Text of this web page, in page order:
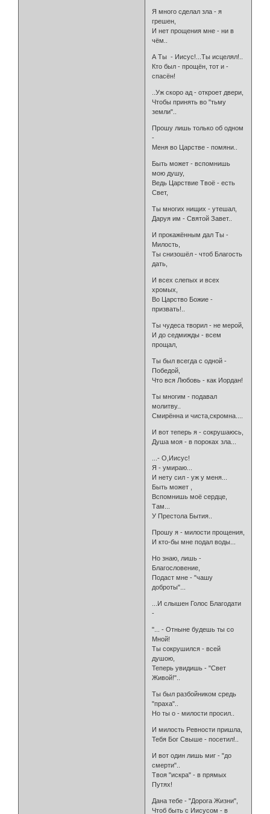
Я много сделал зла - я
грешен,
И нет прощения мне - ни в
чём..
А Ты - Иисус!...Ты исцелял!..
Кто был - прощён, тот и -
спасён!
..Уж скоро ад - откроет двери,
Чтобы принять во "тьму
земли"..
Прошу лишь только об одном
-
Меня во Царстве - помяни..
Быть может - вспомнишь
мою душу,
Ведь Царствие Твоё - есть
Свет,
Ты многих нищих - утешал,
Даруя им - Святой Завет..
И прокажённым дал Ты -
Милость,
Ты снизошёл - чтоб Благость
дать,
И всех слепых и всех
хромых,
Во Царство Божие -
призвать!..
Ты чудеса творил - не мерой,
И до седмижды - всем
прощал,
Ты был всегда с одной -
Победой,
Что вся Любовь - как Иордан!
Ты многим - подавал
молитву..
Смирённа и чиста,скромна....
И вот теперь я - сокрушаюсь,
Душа моя - в пороках зла...
...- О,Иисус!
Я - умираю...
И нету сил - уж у меня...
Быть может ,
Вспомнишь моё сердце,
Там...
У Престола Бытия..
Прошу я - милости прощения,
И кто-бы мне подал воды...
Но знаю, лишь -
Благословение,
Подаст мне - "чашу
доброты"...
...И слышен Голос Благодати
-
"... - Отныне будешь ты со
Мной!
Ты сокрушился - всей
душою,
Теперь увидишь - "Свет
Живой!"..
Ты был разбойником средь
"праха"..
Но ты о - милости просил..
И милость Ревности пришла,
Тебя Бог Свыше - посетил!..
И вот один лишь миг - "до
смерти"..
Твоя "искра" - в прямых
Путях!
Дана тебе - "Дорога Жизни",
Чтоб быть с Иисусом - в